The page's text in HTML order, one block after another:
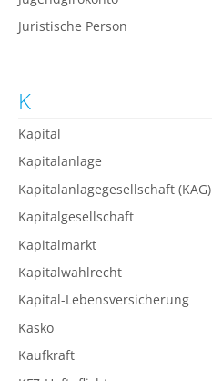
Juristische Person
K
Kapital
Kapitalanlage
Kapitalanlagegesellschaft (KAG)
Kapitalgesellschaft
Kapitalmarkt
Kapitalwahlrecht
Kapital-Lebensversicherung
Kasko
Kaufkraft